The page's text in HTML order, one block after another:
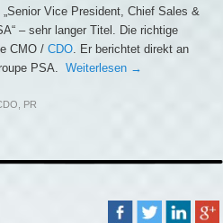
Vice President, Chief Sales &
– sehr langer Titel. Die richtige
CMO / CDO . Er berichtet direkt an
PSA. Weiterlesen →
PR